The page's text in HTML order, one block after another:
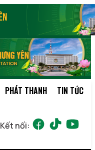
PHÁT THANH TIN TỨC
Kết nối: